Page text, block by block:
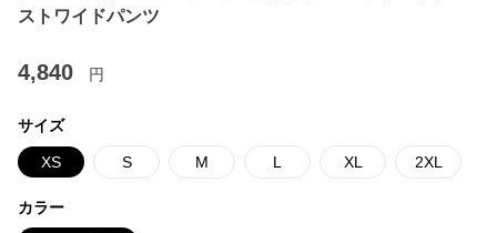
ストワイドパンツ
4,840 円
サイズ
XS S M L XL 2XL
カラー